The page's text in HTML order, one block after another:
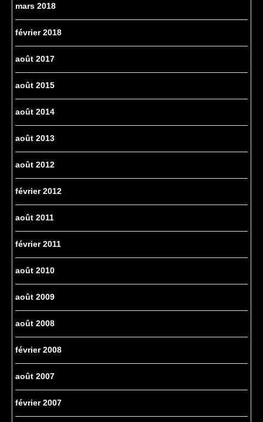
mars 2018
février 2018
août 2017
août 2015
août 2014
août 2013
août 2012
février 2012
août 2011
février 2011
août 2010
août 2009
août 2008
février 2008
août 2007
février 2007